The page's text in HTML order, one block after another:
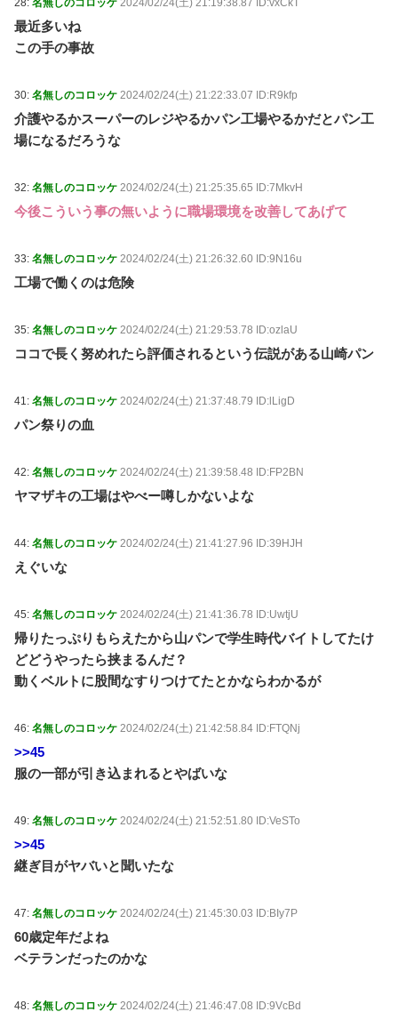
最近多いね
この手の事故
30: 名無しのコロッケ 2024/02/24(土) 21:22:33.07 ID:R9kfp
介護やるかスーパーのレジやるかパン工場やるかだとパン工
場になるだろうな
32: 名無しのコロッケ 2024/02/24(土) 21:25:35.65 ID:7MkvH
今後こういう事の無いように職場環境を改善してあげて
33: 名無しのコロッケ 2024/02/24(土) 21:26:32.60 ID:9N16u
工場で働くのは危険
35: 名無しのコロッケ 2024/02/24(土) 21:29:53.78 ID:ozlaU
ココで長く努めれたら評価されるという伝説がある山崎パン
41: 名無しのコロッケ 2024/02/24(土) 21:37:48.79 ID:lLigD
パン祭りの血
42: 名無しのコロッケ 2024/02/24(土) 21:39:58.48 ID:FP2BN
ヤマザキの工場はやべー噂しかないよな
44: 名無しのコロッケ 2024/02/24(土) 21:41:27.96 ID:39HJH
えぐいな
45: 名無しのコロッケ 2024/02/24(土) 21:41:36.78 ID:UwtjU
帰りたっぷりもらえたから山パンで学生時代バイトしてたけ
どどうやったら挟まるんだ？
動くベルトに股間なすりつけてたとかならわかるが
46: 名無しのコロッケ 2024/02/24(土) 21:42:58.84 ID:FTQNj
>>45
服の一部が引き込まれるとやばいな
49: 名無しのコロッケ 2024/02/24(土) 21:52:51.80 ID:VeSTo
>>45
継ぎ目がヤバいと聞いたな
47: 名無しのコロッケ 2024/02/24(土) 21:45:30.03 ID:BIy7P
60歳定年だよね
ベテランだったのかな
48: 名無しのコロッケ 2024/02/24(土) 21:46:47.08 ID:9VcBd